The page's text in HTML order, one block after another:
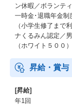
ン休暇／ボランテ
一時金･退職年金
（小学生修了まで
ナくるみん認定／
（ホワイト５００）
昇給・賞与
[昇給]
年1回